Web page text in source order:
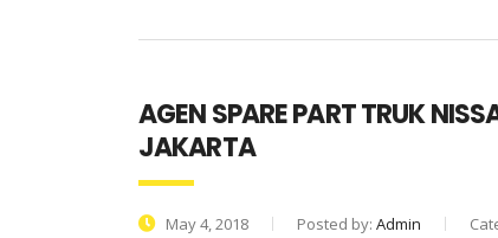
AGEN SPARE PART TRUK
JAKARTA
May 4, 2018 Posted by: Admin